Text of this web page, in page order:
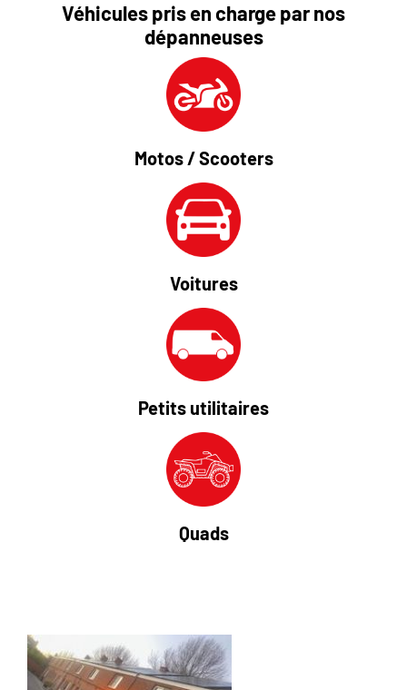
Véhicules pris en charge par nos
dépanneuses
Motos / Scooters
Voitures
Petits utilitaires
Quads